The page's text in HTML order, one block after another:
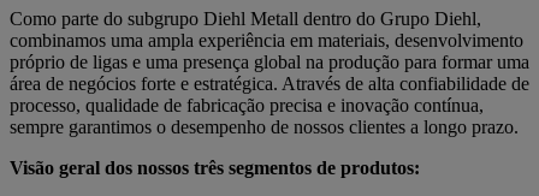
Como parte do subgrupo Diehl Metall dentro do Grupo Diehl,
combinamos uma ampla experiência em materiais, desenvolvimento
próprio de ligas e uma presença global na produção para formar uma
área de negócios forte e estratégica. Através de alta confiabilidade de
processo, qualidade de fabricação precisa e inovação contínua,
sempre garantimos o desempenho de nossos clientes a longo prazo.
Visão geral dos nossos três segmentos de produtos: